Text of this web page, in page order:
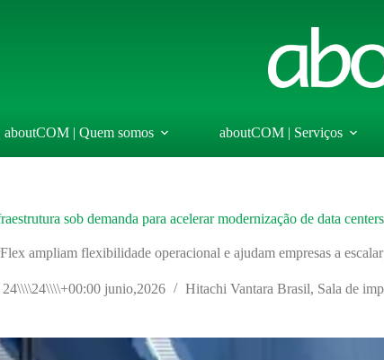
aboutCOM | Quem somos aboutCOM | Serviços
sob demanda para acelerar modernização de data centers
ampliam flexibilidade operacional e ajudam empresas a
24\\\\24\\\\+00:00 junio,2026 Hitachi Vantara Brasil, Sala de